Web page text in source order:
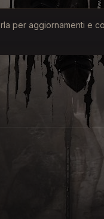
per aggiornamenti e
PC Windows,
le piattaforme,